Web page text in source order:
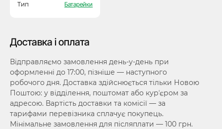
Тип Батарейки
Доставка і оплата
Відправляємо замовлення день-у-день при
оформленні до 17:00, пізніше — наступного
робочого дня. Доставка здійснюється тільки Новою
Поштою: у відділення, поштомат або курʼєром за
адресою. Вартість доставки та комісії — за
тарифами перевізника сплачує покупець.
Мінімальне замовлення для післяплати — 100 грн.